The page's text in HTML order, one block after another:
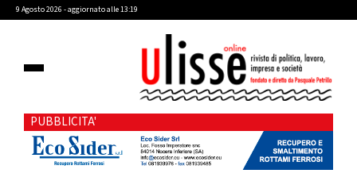
9 Agosto 2026 - aggiornato alle 13:19
PUBBLICITA'